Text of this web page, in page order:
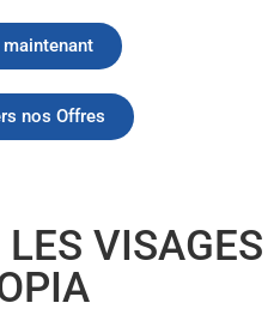
nos Offres
VISAGES